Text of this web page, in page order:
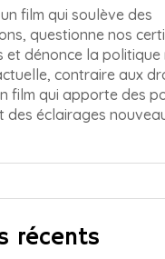
film qui soulève des
questionne nos
et dénonce la politique
contraire aux
film qui apporte des
des éclairages
récents